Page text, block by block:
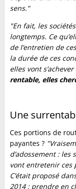
sens."
"En fait, les
longtemps. Ce
de l’entretien de
la durée de ces
elles vont
rentable, elles
Une
Ces portions de
payantes ?
d’adossement : les
vont entretenir ces
C’était proposé
2014 : prendre en